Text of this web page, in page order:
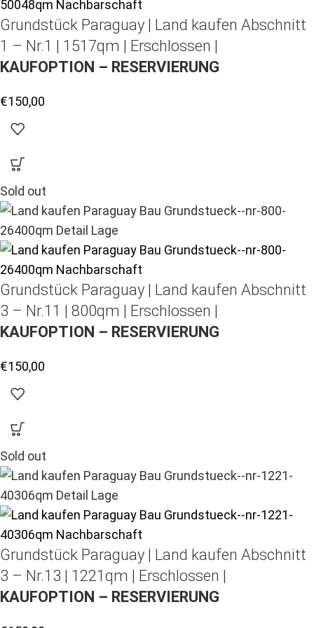
Grundstück Paraguay | Land kaufen Abschnitt
1 – Nr.1 | 1517qm | Erschlossen |
KAUFOPTION – RESERVIERUNG
€150,00
Sold out
Grundstück Paraguay | Land kaufen Abschnitt
3 – Nr.11 | 800qm | Erschlossen |
KAUFOPTION – RESERVIERUNG
€150,00
Sold out
Grundstück Paraguay | Land kaufen Abschnitt
3 – Nr.13 | 1221qm | Erschlossen |
KAUFOPTION – RESERVIERUNG